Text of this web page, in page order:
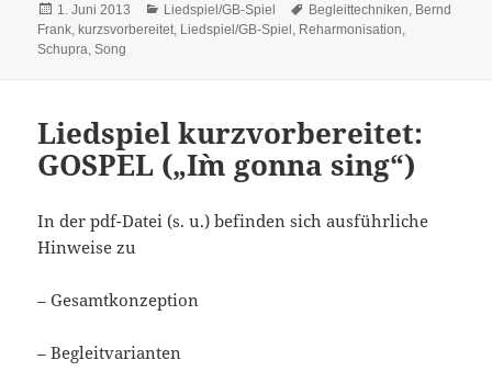
Veröffentlicht
am
1. Juni 2013 Kategorien
Liedspiel/GB-Spiel Schlagwörter
Begleittechniken, Bernd
Frank, kurzsvorbereitet, Liedspiel/GB-Spiel , Reharmonisation,
Schupra,Song
Liedspiel kurzvorbereitet:
GOSPEL („I`m gonna sing“)
In der pdf-Datei (s. u.) befinden sich ausführliche
Hinweise zu
– Gesamtkonzeption
– Begleitvarianten